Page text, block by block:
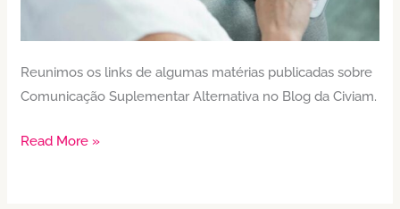
Reunimos os links de algumas matérias publicadas sobre
Comunicação Suplementar Alternativa no Blog da Civiam.
Read More »